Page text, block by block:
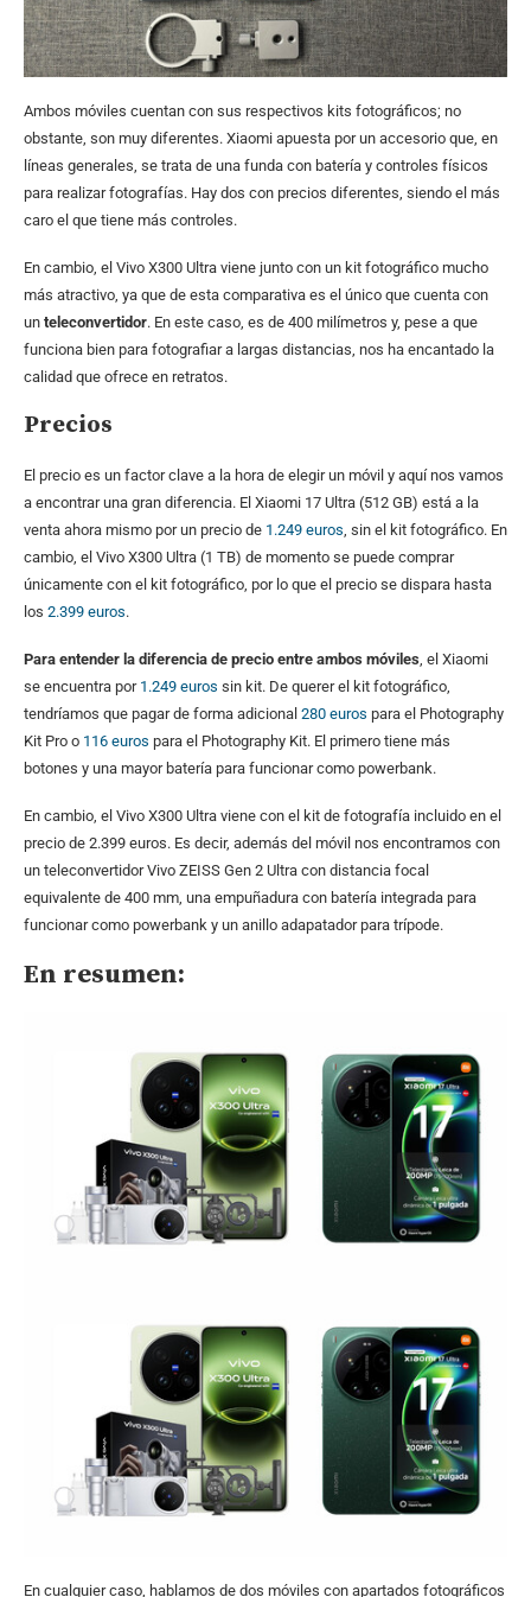
Ambos móviles cuentan con sus respectivos kits fotográficos; no
obstante, son muy diferentes. Xiaomi apuesta por un accesorio que, en
líneas generales, se trata de una funda con batería y controles físicos
para realizar fotografías. Hay dos con precios diferentes, siendo el más
caro el que tiene más controles.
En cambio, el Vivo X300 Ultra viene junto con un kit fotográfico mucho
más atractivo, ya que de esta comparativa es el único que cuenta con
un teleconvertidor. En este caso, es de 400 milímetros y, pese a que
funciona bien para fotografiar a largas distancias, nos ha encantado la
calidad que ofrece en retratos.
Precios
El precio es un factor clave a la hora de elegir un móvil y aquí nos vamos
a encontrar una gran diferencia. El Xiaomi 17 Ultra (512 GB) está a la
venta ahora mismo por un precio de 1.249 euros, sin el kit fotográfico. En
cambio, el Vivo X300 Ultra (1 TB) de momento se puede comprar
únicamente con el kit fotográfico, por lo que el precio se dispara hasta
los 2.399 euros.
Para entender la diferencia de precio entre ambos móviles, el Xiaomi
se encuentra por 1.249 euros sin kit. De querer el kit fotográfico,
tendríamos que pagar de forma adicional 280 euros para el Photography
Kit Pro o 116 euros para el Photography Kit. El primero tiene más
botones y una mayor batería para funcionar como powerbank.
En cambio, el Vivo X300 Ultra viene con el kit de fotografía incluido en el
precio de 2.399 euros. Es decir, además del móvil nos encontramos con
un teleconvertidor Vivo ZEISS Gen 2 Ultra con distancia focal
equivalente de 400 mm, una empuñadura con batería integrada para
funcionar como powerbank y un anillo adapatador para trípode.
En resumen:
En cualquier caso, hablamos de dos móviles con apartados fotográficos